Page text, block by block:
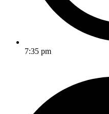
7:35 pm